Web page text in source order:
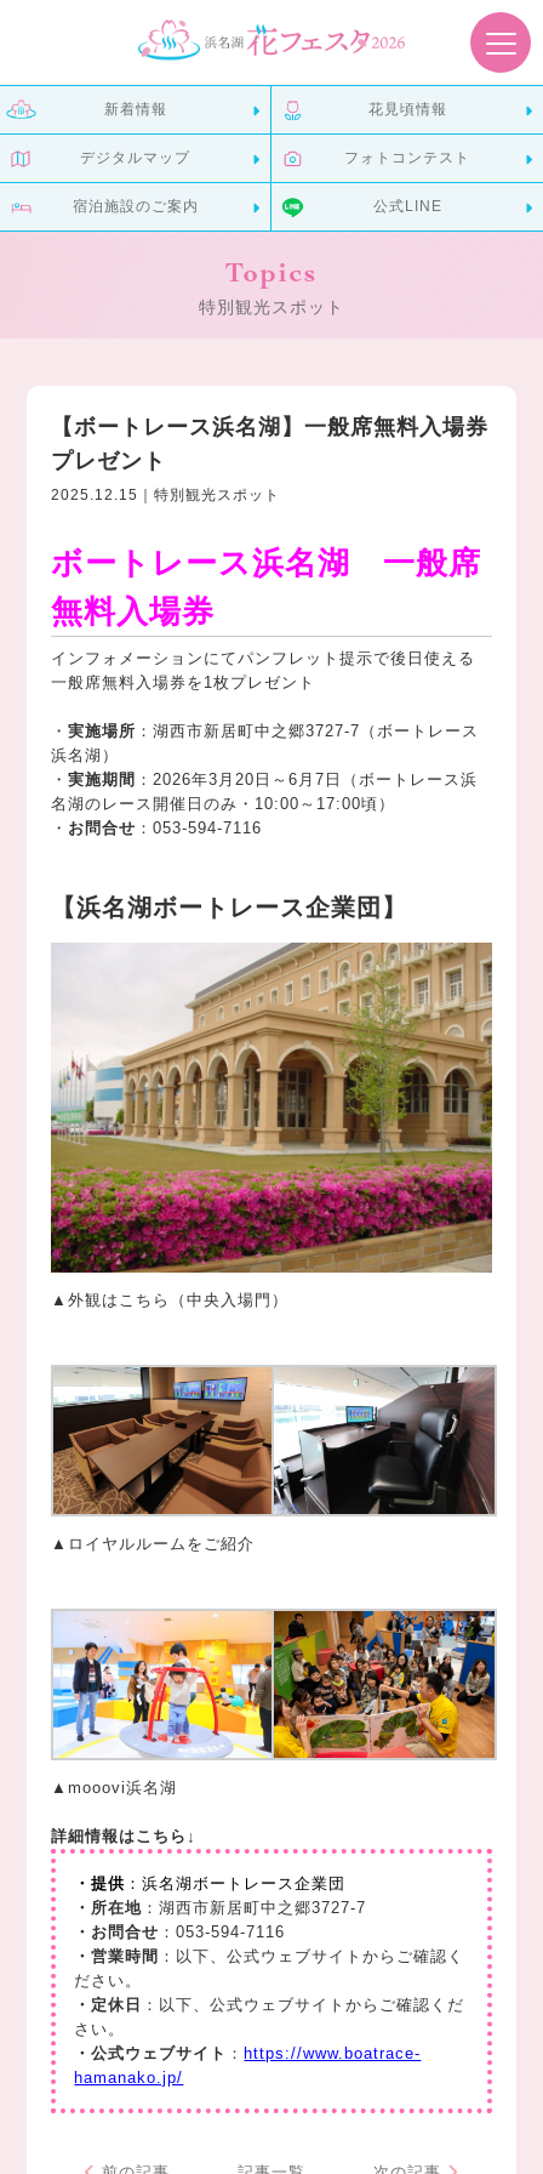
新着情報 花見頃情報
デジタルマップ フォトコンテスト
宿泊施設のご案内 公式LINE
Topics
特別観光スポット
【ボートレース浜名湖】一般席無料入場券
プレゼント
2025.12.15｜特別観光スポット
ボートレース浜名湖 一般席
無料入場券
インフォメーションにてパンフレット提示で後日使える
一般席無料入場券を1枚プレゼント
・実施場所 ：湖西市新居町中之郷3727-7（ボートレース
浜名湖）
・実施期間 ：2026年3月20日～6月7日（ボートレース浜
名湖のレース開催日のみ・10:00～17:00頃）
・ お問合せ ：053-594-7116
【浜名湖ボートレース企業団】
▲外観はこちら（中央入場門）
▲ロイヤルルームをご紹介
▲mooovi浜名湖
詳細情報はこちら↓
・提供 ：浜名湖ボートレース企業団
・所在地 ：湖西市新居町中之郷3727-7
・お問合せ ：053-594-7116
・営業時間 ： 以下、公式ウェブサイトからご確認く
ださい。
・定休日 ： 以下、公式ウェブサイトからご確認くだ
さい。
・公式ウェブサイト ： https://www.boatrace-
hamanako.jp/